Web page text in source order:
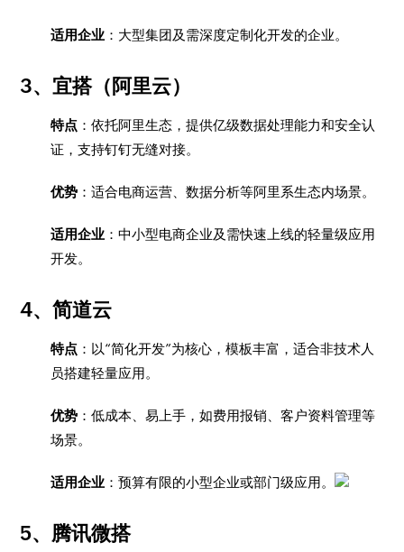
适用企业 ：大型集团及需深度定制化开发的企业。
3、宜搭（阿里云）
特点 ：依托阿里生态，提供亿级数据处理能力和安全认
证，支持钉钉无缝对接。
优势 ：适合电商运营、数据分析等阿里系生态内场景。
适用企业 ：中小型电商企业及需快速上线的轻量级应用
开发。
4、简道云
特点 ：以“简化开发”为核心，模板丰富，适合非技术人
员搭建轻量应用。
优势 ：低成本、易上手，如费用报销、客户资料管理等
场景。
适用企业 ：预算有限的小型企业或部门级应用。
5、 腾讯微搭